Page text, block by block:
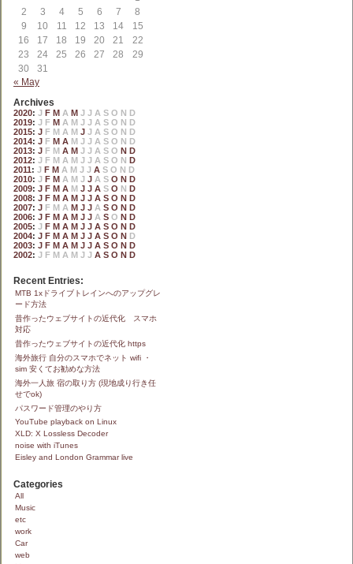
2
3 4 5 6 7
8
9
10 11 12 13 14
15
16
17 18 19 20 21
22
23
24 25 26 27 28
29
30
31
« May
Archives
2020: J F M A M J J A S O N D
2019: J F M A M J J A S O N D
2015: J F M A M J J A S O N D
2014: J F M A M J J A S O N D
2013: J F M A M J J A S O N D
2012: J F M A M J J A S O N D
2011: J F M A M J J A S O N D
2010: J F M A M J J A S O N D
2009: J F M A M J J A S O N D
2008: J F M A M J J A S O N D
2007: J F M A M J J A S O N D
2006: J F M A M J J A S O N D
2005: J F M A M J J A S O N D
2004: J F M A M J J A S O N D
2003: J F M A M J J A S O N D
2002: J F M A M J J A S O N D
Recent Entries:
MTB 1xドライブトレインへのアップグレ
ード方法
昔作ったウェブサイトの近代化 スマホ
対応
昔作ったウェブサイトの近代化 https
海外旅行 自分のスマホでネット wifi ・
sim 安くてお勧めな方法
海外一人旅 宿の取り方 (現地成り行き任
せでok)
パスワード管理のやり方
YouTube playback on Linux
XLD: X Lossless Decoder
noise with iTunes
Eisley and London Grammar live
Categories
All
Music
etc
work
Car
web